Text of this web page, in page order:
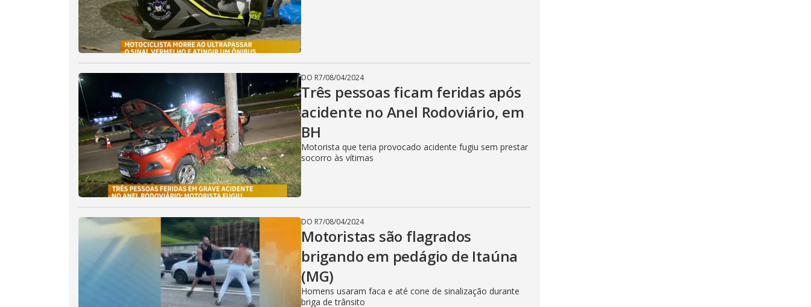
DO R7/08/04/2024
Três pessoas ficam feridas após
acidente no Anel Rodoviário, em
BH
Motorista que teria provocado acidente fugiu sem prestar
socorro às vítimas
DO R7/08/04/2024
Motoristas são flagrados
brigando em pedágio de Itaúna
(MG)
Homens usaram faca e até cone de sinalização durante
briga de trânsito